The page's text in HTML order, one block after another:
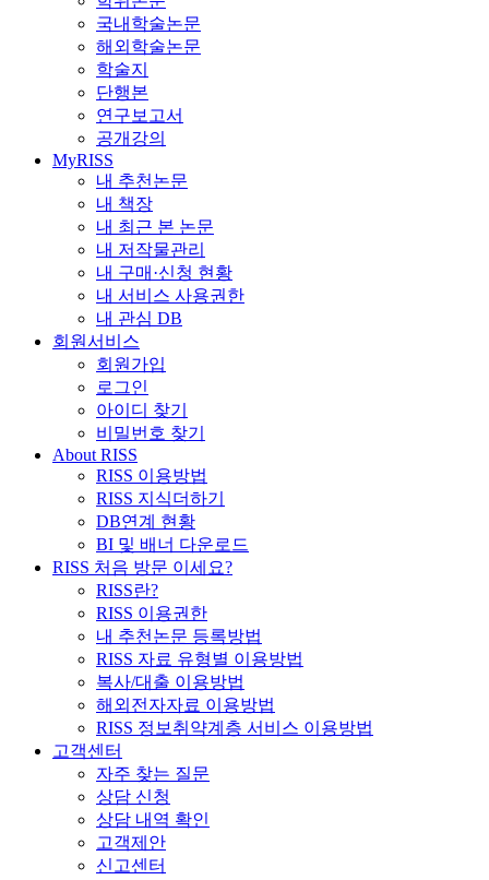
국내학술논문
해외학술논문
학술지
단행본
연구보고서
공개강의
MyRISS
내 추천논문
내 책장
내 최근 본 논문
내 저작물관리
내 구매·신청 현황
내 서비스 사용권한
내 관심 DB
회원서비스
회원가입
로그인
아이디 찾기
비밀번호 찾기
About RISS
RISS 이용방법
RISS 지식더하기
DB연계 현황
BI 및 배너 다운로드
RISS 처음 방문 이세요?
RISS란?
RISS 이용권한
내 추천논문 등록방법
RISS 자료 유형별 이용방법
복사/대출 이용방법
해외전자자료 이용방법
RISS 정보취약계층 서비스 이용방법
고객센터
자주 찾는 질문
상담 신청
상담 내역 확인
고객제안
신고센터